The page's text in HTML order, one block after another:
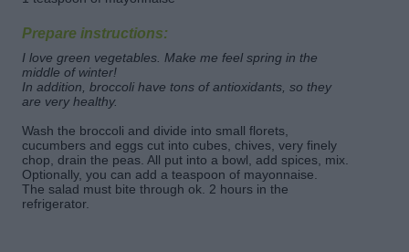
Prepare instructions:
I love green vegetables. Make me feel spring in the
middle of winter!
In addition, broccoli have tons of antioxidants, so they
are very healthy.
Wash the broccoli and divide into small florets,
cucumbers and eggs cut into cubes, chives, very finely
chop, drain the peas. All put into a bowl, add spices, mix.
Optionally, you can add a teaspoon of mayonnaise.
The salad must bite through ok. 2 hours in the
refrigerator.